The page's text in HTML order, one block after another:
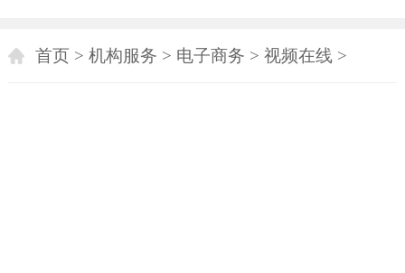
首页 > 机构服务 > 电子商务 > 视频在线>